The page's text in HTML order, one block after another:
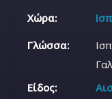
Χώρα:
Γλώσσα:
Είδος: